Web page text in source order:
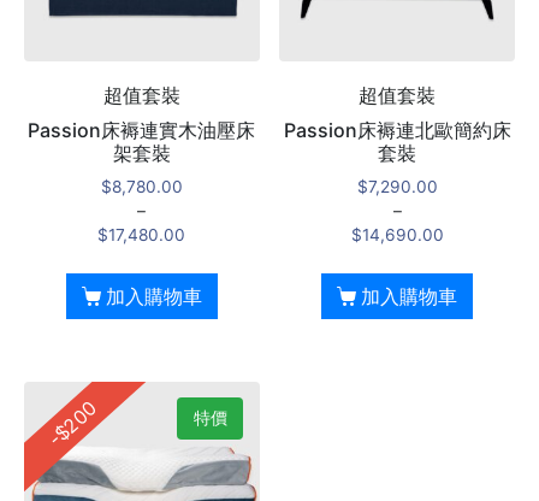
超值套裝
Passion床褥連實木油壓床
架套裝
$8,780.00
–
$17,480.00
加入購物車
超值套裝
Passion床褥連北歐簡約床
套裝
$7,290.00
–
$14,690.00
加入購物車
特價
-$200